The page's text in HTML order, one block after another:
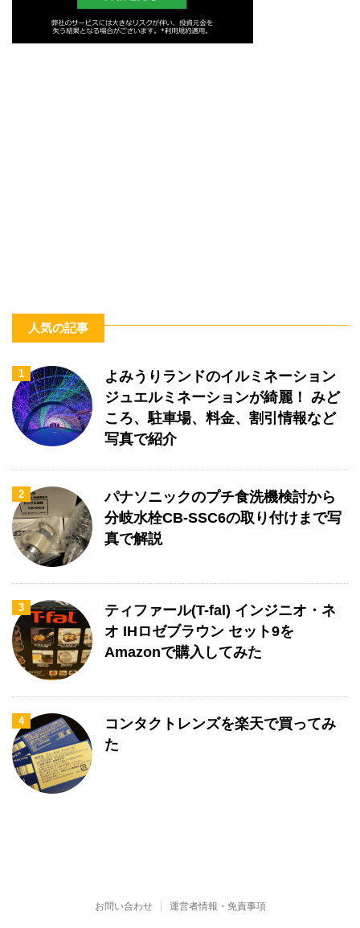
人気の記事
1
よみうりランドのイルミネーション
ジュエルミネーションが綺麗！ みど
ころ、駐車場、料金、割引情報など
写真で紹介
2
パナソニックのプチ食洗機検討から
分岐水栓CB-SSC6の取り付けまで写
真で解説
3
ティファール(T-fal) インジニオ・ネ
オ IHロゼブラウン セット9を
Amazonで購入してみた
4
コンタクトレンズを楽天で買ってみ
た
お問い合わせ 運営者情報・免責事項